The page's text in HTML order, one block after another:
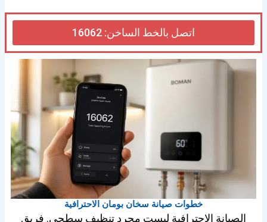
اتصل بالخط الساخن: 16062
خطوات صيانة سخان بومان الاحترافية
الصيانة الاحترافية ليست مجرد تنظيف سطحي. فريق